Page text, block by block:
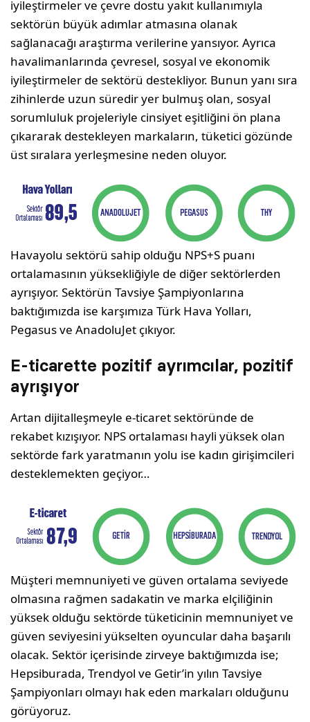
iyileştirmeler ve çevre dostu yakıt kullanımıyla
sektörün büyük adımlar atmasına olanak
sağlanacağı araştırma verilerine yansıyor. Ayrıca
havalimanlarında çevresel, sosyal ve ekonomik
iyileştirmeler de sektörü destekliyor. Bunun yanı sıra
zihinlerde uzun süredir yer bulmuş olan, sosyal
sorumluluk projeleriyle cinsiyet eşitliğini ön plana
çıkararak destekleyen markaların, tüketici gözünde
üst sıralara yerleşmesine neden oluyor.
Havayolu sektörü sahip olduğu NPS+S puanı
ortalamasının yüksekliğiyle de diğer sektörlerden
ayrışıyor. Sektörün Tavsiye Şampiyonlarına
baktığımızda ise karşımıza Türk Hava Yolları,
Pegasus ve AnadoluJet çıkıyor.
E-ticarette pozitif ayrımcılar, pozitif
ayrışıyor
Artan dijitalleşmeyle e-ticaret sektöründe de
rekabet kızışıyor. NPS ortalaması hayli yüksek olan
sektörde fark yaratmanın yolu ise kadın girişimcileri
desteklemekten geçiyor…
Müşteri memnuniyeti ve güven ortalama seviyede
olmasına rağmen sadakatin ve marka elçiliğinin
yüksek olduğu sektörde tüketicinin memnuniyet ve
güven seviyesini yükselten oyuncular daha başarılı
olacak. Sektör içerisinde zirveye baktığımızda ise;
Hepsiburada, Trendyol ve Getir’in yılın Tavsiye
Şampiyonları olmayı hak eden markaları olduğunu
görüyoruz.